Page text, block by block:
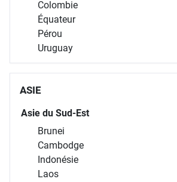
Bolivie
Brésil
Chili
Colombie
Équateur
Uruguay
ASIE
Asie du Sud-Est
Brunei